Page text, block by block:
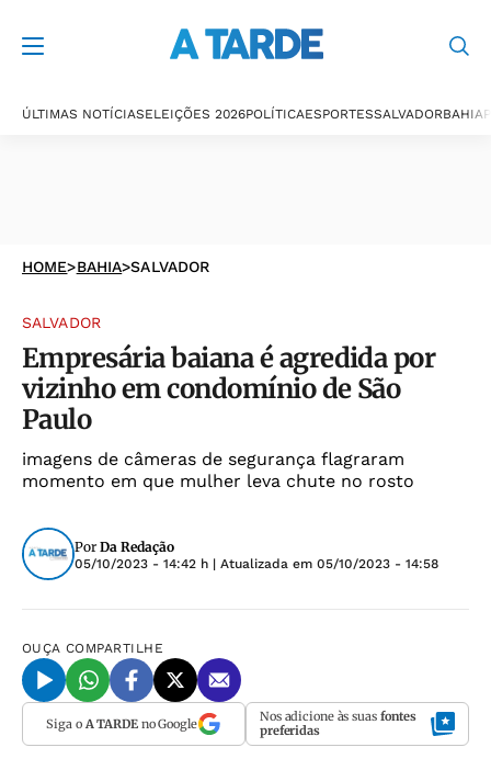
ÚLTIMAS NOTÍCIASELEIÇÕES 2026POLÍTICAESPORTESSALVADORBAHIA
HOME>BAHIA>SALVADOR
SALVADOR
Empresária baiana é agredida por
vizinho em condomínio de São
Paulo
imagens de câmeras de segurança flagraram
momento em que mulher leva chute no rosto
Por Da Redação
05/10/2023 - 14:42 h | Atualizada em 05/10/2023 - 14:58
OUÇA COMPARTILHE
Siga o A TARDEno Google Nos adicione às suas fontes
preferidas